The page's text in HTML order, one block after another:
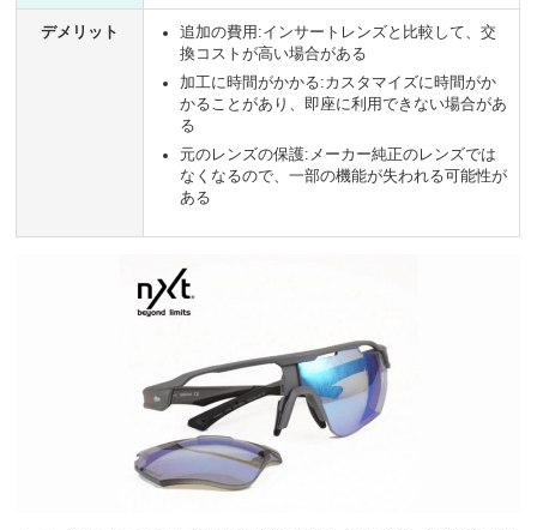
デメリット
追加の費用:インサートレンズと比較して、交
換コストが高い場合がある
加工に時間がかかる:カスタマイズに時間がか
かることがあり、即座に利用できない場合があ
る
元のレンズの保護:メーカー純正のレンズでは
なくなるので、一部の機能が失われる可能性が
ある